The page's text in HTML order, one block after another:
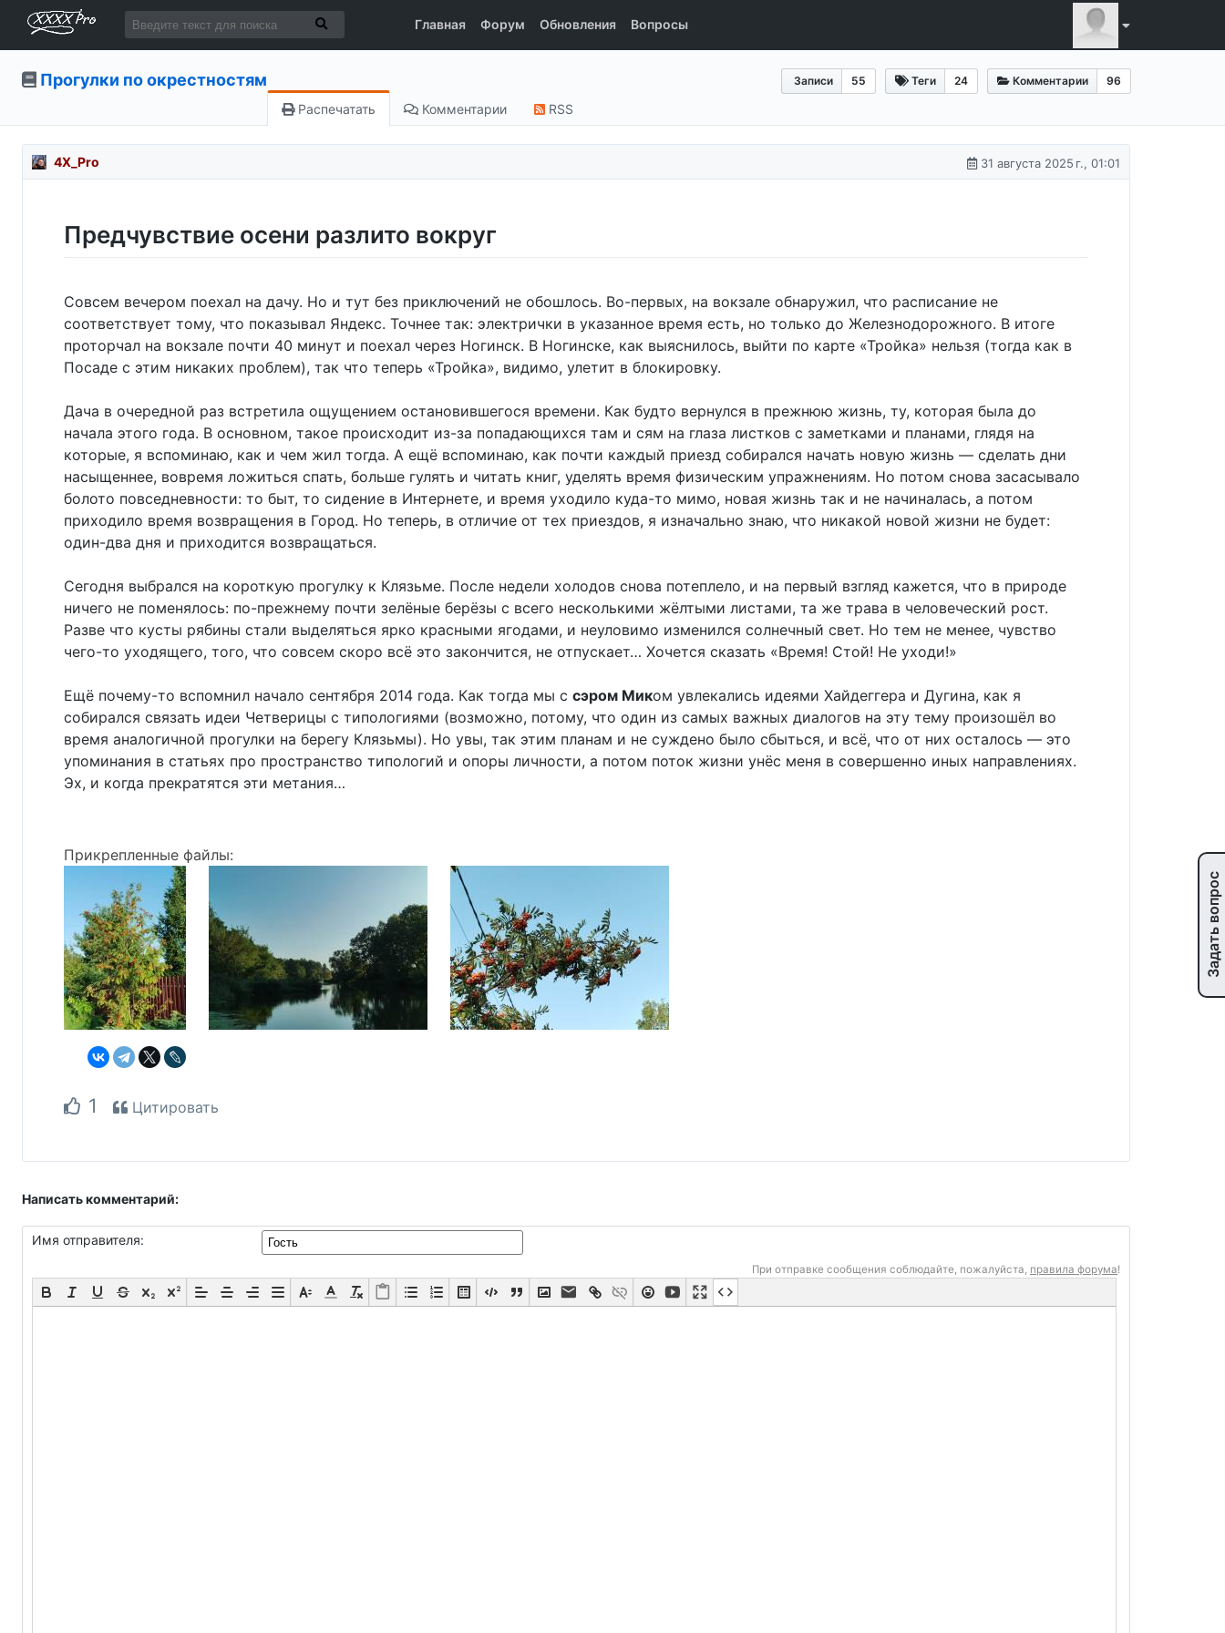
Главная Форум Обновления Вопросы
Записи 55 Теги 24 Комментарии 96
Прогулки по окрестностям
Распечатать Комментарии RSS
4X_Pro 31 августа 2025 г., 01:01
Предчувствие осени разлито вокруг
Совсем вечером поехал на дачу. Но и тут без приключений не обошлось. Во-первых, на вокзале обнаружил, что расписание не
соответствует тому, что показывал Яндекс. Точнее так: электрички в указанное время есть, но только до Железнодорожного. В итоге
проторчал на вокзале почти 40 минут и поехал через Ногинск. В Ногинске, как выяснилось, выйти по карте «Тройка» нельзя (тогда как в
Посаде с этим никаких проблем), так что теперь «Тройка», видимо, улетит в блокировку.
Дача в очередной раз встретила ощущением остановившегося времени. Как будто вернулся в прежнюю жизнь, ту, которая была до
начала этого года. В основном, такое происходит из-за попадающихся там и сям на глаза листков с заметками и планами, глядя на
которые, я вспоминаю, как и чем жил тогда. А ещё вспоминаю, как почти каждый приезд собирался начать новую жизнь — сделать дни
насыщеннее, вовремя ложиться спать, больше гулять и читать книг, уделять время физическим упражнениям. Но потом снова засасывало
болото повседневности: то быт, то сидение в Интернете, и время уходило куда-то мимо, новая жизнь так и не начиналась, а потом
приходило время возвращения в Город. Но теперь, в отличие от тех приездов, я изначально знаю, что никакой новой жизни не будет:
один-два дня и приходится возвращаться.
Сегодня выбрался на короткую прогулку к Клязьме. После недели холодов снова потеплело, и на первый взгляд кажется, что в природе
ничего не поменялось: по-прежнему почти зелёные берёзы с всего несколькими жёлтыми листами, та же трава в человеческий рост.
Разве что кусты рябины стали выделяться ярко красными ягодами, и неуловимо изменился солнечный свет. Но тем не менее, чувство
чего-то уходящего, того, что совсем скоро всё это закончится, не отпускает… Хочется сказать «Время! Стой! Не уходи!»
Ещё почему-то вспомнил начало сентября 2014 года. Как тогда мы с сэром Миком увлекались идеями Хайдеггера и Дугина, как я
собирался связать идеи Четверицы с типологиями (возможно, потому, что один из самых важных диалогов на эту тему произошёл во
время аналогичной прогулки на берегу Клязьмы). Но увы, так этим планам и не суждено было сбыться, и всё, что от них осталось — это
упоминания в статьях про пространство типологий и опоры личности, а потом поток жизни унёс меня в совершенно иных направлениях.
Эх, и когда прекратятся эти метания…
Прикрепленные файлы:
1 Цитировать
Написать комментарий:
Имя отправителя:
При отправке сообщения соблюдайте, пожалуйста, правила форума!
Задать вопрос